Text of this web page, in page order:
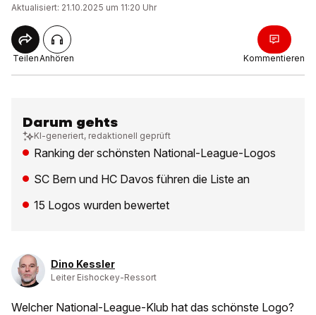
Aktualisiert: 21.10.2025 um 11:20 Uhr
TeilenAnhören Kommentieren
Darum gehts
KI-generiert, redaktionell geprüft
Ranking der schönsten National-League-Logos
SC Bern und HC Davos führen die Liste an
15 Logos wurden bewertet
Dino Kessler
Leiter Eishockey-Ressort
Welcher National-League-Klub hat das schönste Logo?